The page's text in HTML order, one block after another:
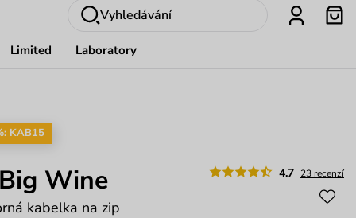
Limited Laboratory
Vyhledávání
KAB15
4.7 23 recenzí
Wine
kabelka na zip